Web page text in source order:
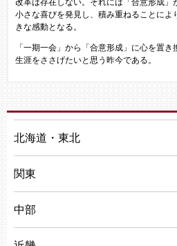
小さな喜びを発見し、積み重ねることによ
きな感動となる。
「一期一会」から「合意形成」に心を置
生涯をささげたいと思う昨今である。
北海道・東北
関東
中部